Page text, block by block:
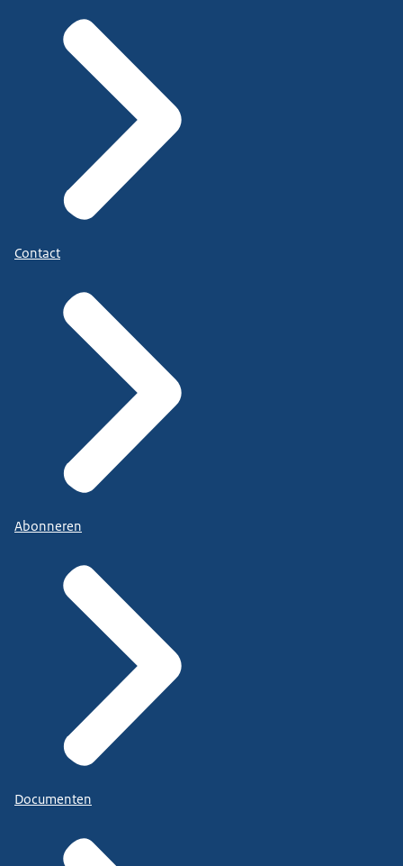
Contact
Abonneren
Documenten